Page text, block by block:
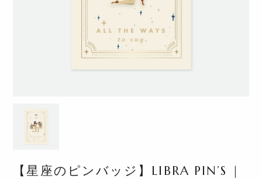
【星座のピンバッジ】LIBRA PIN’S |